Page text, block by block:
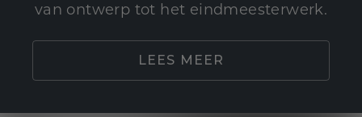
van ontwerp tot het eindmeesterwerk.
LEES MEER